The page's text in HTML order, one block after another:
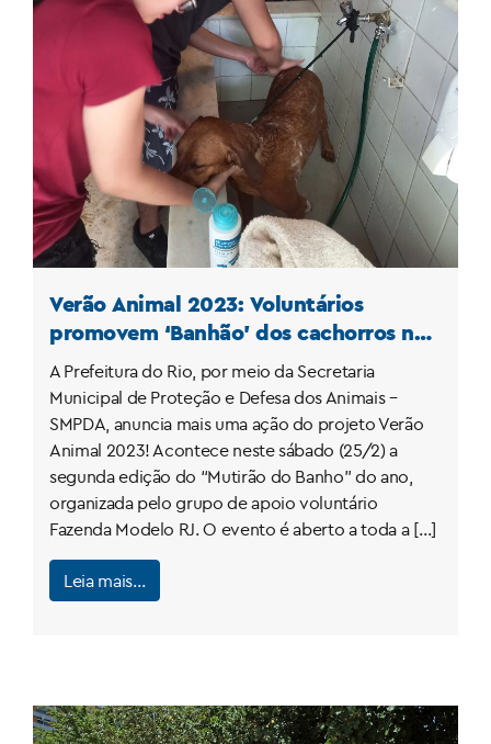
Verão Animal 2023: Voluntários
promovem ‘Banhão’ dos cachorros no
abrigo municipal da Prefeitura do Rio
A Prefeitura do Rio, por meio da Secretaria
Municipal de Proteção e Defesa dos Animais –
SMPDA, anuncia mais uma ação do projeto Verão
Animal 2023! Acontece neste sábado (25/2) a
segunda edição do “Mutirão do Banho” do ano,
organizada pelo grupo de apoio voluntário
Fazenda Modelo RJ. O evento é aberto a toda a […]
Leia mais…